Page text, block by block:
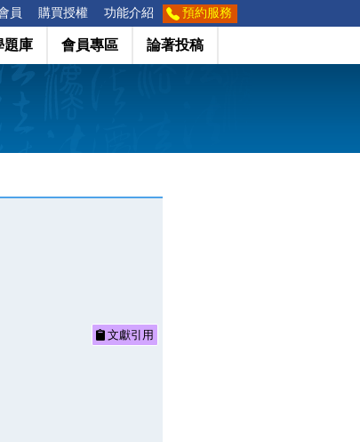
員 購買授權 功能介紹 預約服務
題庫 會員專區 論著投稿
文獻引用